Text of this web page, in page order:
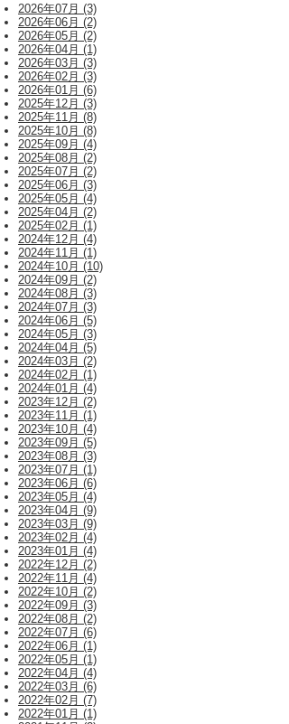
2026年07月 (3)
2026年06月 (2)
2026年05月 (2)
2026年04月 (1)
2026年03月 (3)
2026年02月 (3)
2026年01月 (6)
2025年12月 (3)
2025年11月 (8)
2025年10月 (8)
2025年09月 (4)
2025年08月 (2)
2025年07月 (2)
2025年06月 (3)
2025年05月 (4)
2025年04月 (2)
2025年02月 (1)
2024年12月 (4)
2024年11月 (1)
2024年10月 (10)
2024年09月 (2)
2024年08月 (3)
2024年07月 (3)
2024年06月 (5)
2024年05月 (3)
2024年04月 (5)
2024年03月 (2)
2024年02月 (1)
2024年01月 (4)
2023年12月 (2)
2023年11月 (1)
2023年10月 (4)
2023年09月 (5)
2023年08月 (3)
2023年07月 (1)
2023年06月 (6)
2023年05月 (4)
2023年04月 (9)
2023年03月 (9)
2023年02月 (4)
2023年01月 (4)
2022年12月 (2)
2022年11月 (4)
2022年10月 (2)
2022年09月 (3)
2022年08月 (2)
2022年07月 (6)
2022年06月 (1)
2022年05月 (1)
2022年04月 (4)
2022年03月 (6)
2022年02月 (7)
2022年01月 (1)